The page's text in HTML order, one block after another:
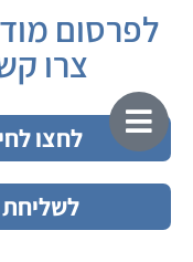
לפרסום
צרו
לחצו לחיוג: 077-